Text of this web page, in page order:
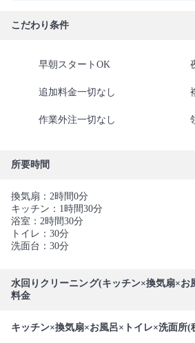
こだわり条件
早朝スタートOK
追加料金一切なし
作業外注一切なし
所要時間
換気扇：2時間0分
キッチン：1時間30分
浴室：2時間30分
トイレ：30分
洗面台：30分
水回りクリーニング(キッチン×換気扇×お
料金
キッチン×換気扇×お風呂×トイレ×洗面所(